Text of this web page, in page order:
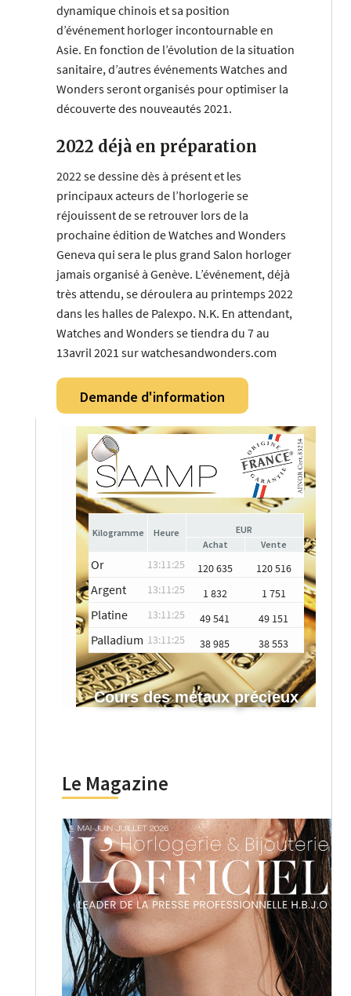
dynamique chinois et sa position
d’événement horloger incontournable en
Asie. En fonction de l’évolution de la situation
sanitaire, d’autres événements Watches and
Wonders seront organisés pour optimiser la
découverte des nouveautés 2021.
2022 déjà en préparation
2022 se dessine dès à présent et les
principaux acteurs de l’horlogerie se
réjouissent de se retrouver lors de la
prochaine édition de Watches and Wonders
Geneva qui sera le plus grand Salon horloger
jamais organisé à Genève. L’événement, déjà
très attendu, se déroulera au printemps 2022
dans les halles de Palexpo. N.K. En attendant,
Watches and Wonders se tiendra du 7 au
13avril 2021 sur watchesandwonders.com
Demande d'information
Heure
EUR
Achat
Vente
Or 13:11:25 120 635 120 516
Argent 13:11:25 1 832 1 751
Platine 13:11:25 49 541 49 151
Palladium 13:11:25 38 985 38 553
Cours des métaux précieux
Le Magazine